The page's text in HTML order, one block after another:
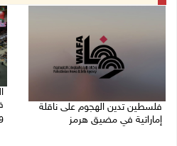
فلسطين تدين الهجوم على ناقلة
إماراتية في مضيق هرمز